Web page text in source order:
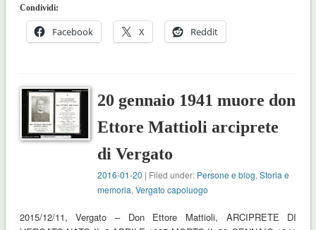
Condividi:
Facebook X Reddit
20 gennaio 1941 muore don
Ettore Mattioli arciprete
di Vergato
2016-01-20 | Filed under: Persone e blog,Storia e
memoria,Vergato capoluogo
2015/12/11, Vergato – Don Ettore Mattioli, ARCIPRETE DI